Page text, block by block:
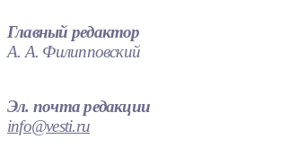
Главный редактор
А. А. Филипповский
Эл. почта редакции
info@vesti.ru